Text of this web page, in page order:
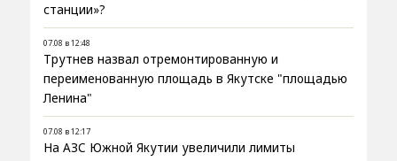
станции»?
07.08 в 12:48
Трутнев назвал отремонтированную и
переименованную площадь в Якутске "площадью
Ленина"
07.08 в 12:17
На АЗС Южной Якутии увеличили лимиты